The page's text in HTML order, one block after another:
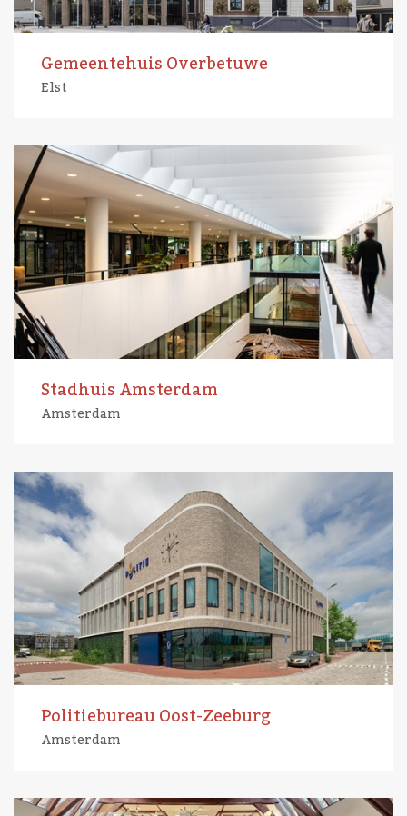
Gemeentehuis Overbetuwe
Elst
Stadhuis Amsterdam
Amsterdam
Politiebureau Oost-Zeeburg
Amsterdam